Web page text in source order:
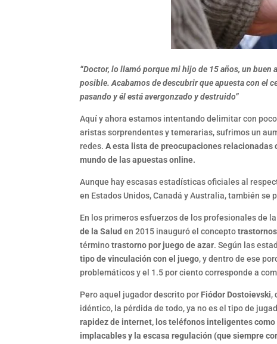
“Doctor, lo llamó porque mi hijo de 15 años, un
posible. Acabamos de descubrir que apuesta con el
pasando y él está avergonzado y destruido”
Aquí y ahora estamos intentando delimitar con
aristas sorprendentes y temerarias, sufrimos un
redes.A esta lista de preocupaciones relacionadas
mundo de las apuestas online.
Aunque hay escasas estadísticas oficiales al
en Estados Unidos, Canadá y Australia, también se
En los primeros esfuerzos de los profesionales de
de la Salud en 2015 inauguró el concepto
términotrastorno por juego de azar. Según las
tipo de vinculación con el juego, y dentro de ese
problemáticos y el 1.5 por ciento corresponde a
Pero aquel jugador descrito por Fiódor Dostoievski,
idéntico, la pérdida de todo, ya no es el tipo de
rapidez de internet, los teléfonos inteligentes
implacables y la escasa regulación (que siempre